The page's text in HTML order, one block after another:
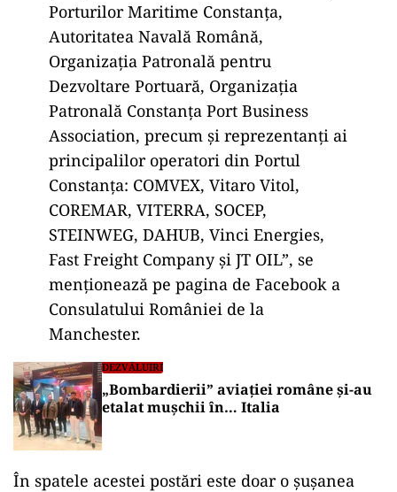
Porturilor Maritime Constanța,
Autoritatea Navală Română,
Organizația Patronală pentru
Dezvoltare Portuară, Organizația
Patronală Constanța Port Business
Association, precum și reprezentanți ai
principalilor operatori din Portul
Constanța: COMVEX, Vitaro Vitol,
COREMAR, VITERRA, SOCEP,
STEINWEG, DAHUB, Vinci Energies,
Fast Freight Company și JT OIL”, se
menționează pe pagina de Facebook a
Consulatului României de la
Manchester.
DEZVĂLUIRI
„Bombardierii” aviației române și-au
etalat mușchii în… Italia
În spatele acestei postări este doar o șușanea